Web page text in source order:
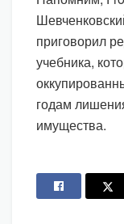
приговорил
учебника,
годам
имущества.